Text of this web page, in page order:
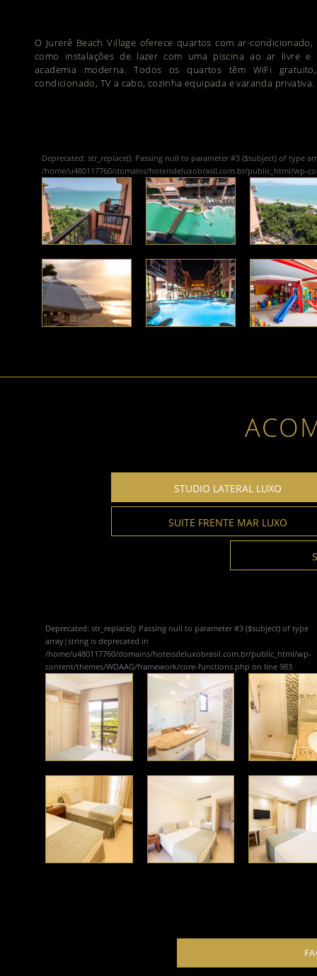
O Jurerê Beach Village oferece quartos com ar-condicionado,
como instalações de lazer com uma piscina ao ar livre e
academia moderna. Todos os quartos têm WiFi
condicionado, TV a cabo, cozinha equipada e varanda privativa.
Deprecated: str_replace(): Passing null to parameter #3 ($subject) of type
/home/u480117760/domains/hoteisdeluxobrasil.com.br/public_html/wp-
STUDIO LATERAL LUXO
SUITE FRENTE MAR LUXO
Deprecated: str_replace(): Passing null to parameter #3 ($subject) of type
array|string is deprecated in
/home/u480117760/domains/hoteisdeluxobrasil.com.br/public_html/wp-
content/themes/WDAAG/framework/core-functions.php on line 983